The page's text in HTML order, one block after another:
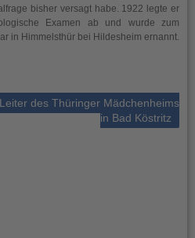
bisher versagt habe. 1922 legte er
Examen ab und wurde zum
in Himmelsthür bei Hildesheim ernannt.
Leiter des Thüringer Mädchenheims
in Bad Köstritz